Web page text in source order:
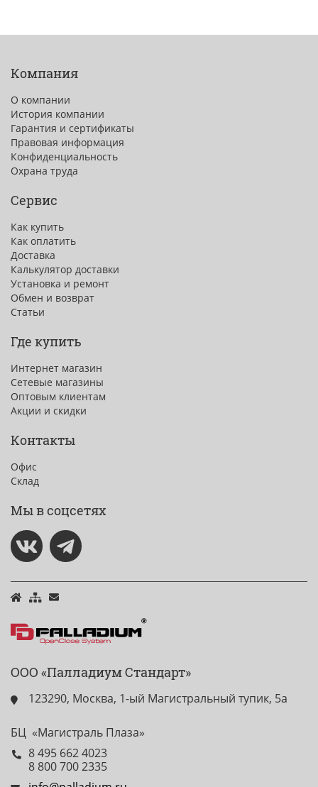
Компания
О компании
История компании
Гарантия и сертификаты
Правовая информация
Конфиденциальность
Охрана труда
Сервис
Как купить
Как оплатить
Доставка
Калькулятор доставки
Установка и ремонт
Обмен и возврат
Статьи
Где купить
Интернет магазин
Сетевые магазины
Оптовым клиентам
Акции и скидки
Контакты
Офис
Склад
Мы в соцсетях
ООО «Палладиум Стандарт»
123290, Москва, 1-ый Магистральный тупик, 5а
БЦ «Магистраль Плаза»
8 495 662 4023
8 800 700 2335